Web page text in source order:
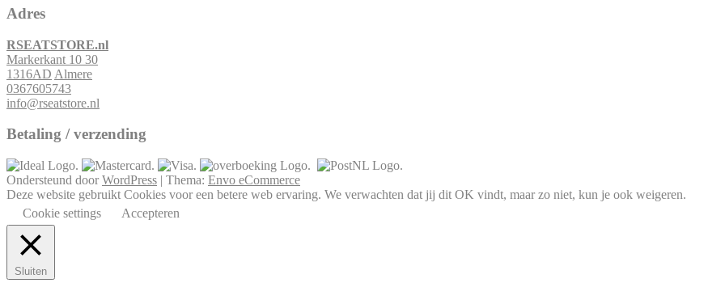
Adres
RSEATSTORE.nl
Markerkant 10 30
1316AD Almere
0367605743
info@rseatstore.nl
Betaling / verzending
Ondersteund door WordPress | Thema: Envo eCommerce
Deze website gebruikt Cookies voor een betere web ervaring. We verwachten dat jij dit OK vindt, maar zo niet, kun je ook weigeren.
Cookie settings
Accepteren
Sluiten